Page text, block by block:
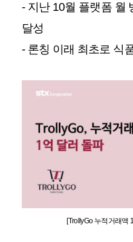
- 지난 10월 플랫폼 월
달성
- 론칭 이래 최초로 식
[TrollyGo 누적거래액 1